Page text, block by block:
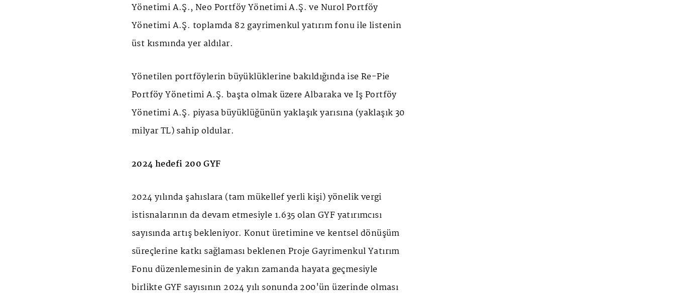
Yönetimi A.Ş., Neo Portföy Yönetimi A.Ş. ve Nurol Portföy
Yönetimi A.Ş. toplamda 82 gayrimenkul yatırım fonu ile listenin
üst kısmında yer aldılar.
Yönetilen portföylerin büyüklüklerine bakıldığında ise Re-Pie
Portföy Yönetimi A.Ş. başta olmak üzere Albaraka ve İş Portföy
Yönetimi A.Ş. piyasa büyüklüğünün yaklaşık yarısına (yaklaşık 30
milyar TL) sahip oldular.
2024 hedefi 200 GYF
2024 yılında şahıslara (tam mükellef yerli kişi) yönelik vergi
istisnalarının da devam etmesiyle 1.635 olan GYF yatırımcısı
sayısında artış bekleniyor. Konut üretimine ve kentsel dönüşüm
süreçlerine katkı sağlaması beklenen Proje Gayrimenkul Yatırım
Fonu düzenlemesinin de yakın zamanda hayata geçmesiyle
birlikte GYF sayısının 2024 yılı sonunda 200'ün üzerinde olması